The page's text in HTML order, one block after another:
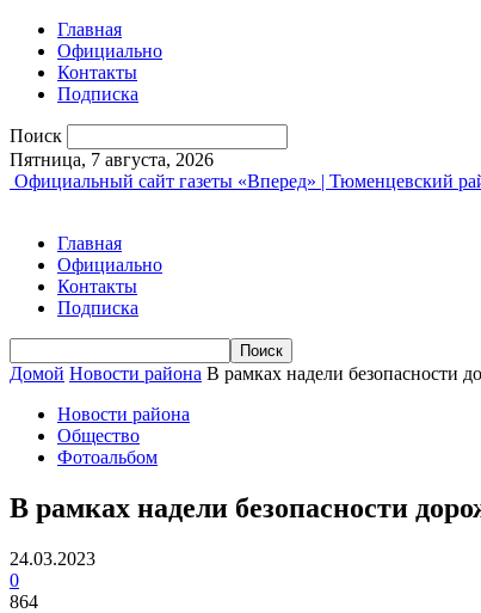
Главная
Официально
Контакты
Подписка
Поиск
Пятница, 7 августа, 2026
Официальный сайт газеты «Вперед» | Тюменцевский
Главная
Официально
Контакты
Подписка
Домой Новости района В рамках надели безопасности
Новости района
Общество
Фотоальбом
В рамках надели безопасности
24.03.2023
0
864